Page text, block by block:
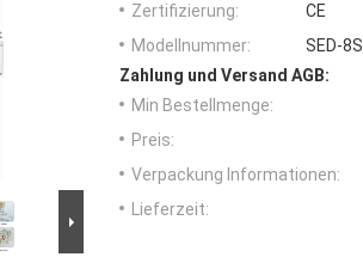
Zertifizierung:
CE
Modellnummer:
SED-8S
Zahlung und Versand AGB:
Min Bestellmenge:
Preis:
Verpackung Informationen:
Lieferzeit: